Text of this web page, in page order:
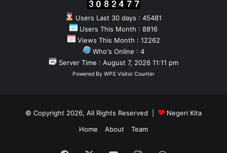
Users Last 30 days : 45481
Users This Month : 8816
Views This Month : 12262
Who's Online : 4
Server Time : August 7, 2026 11:11 pm
Powered By WPS Visitor Counter
© Copyright 2026, All Rights Reserved |
Negeri Kita
Home
About Team